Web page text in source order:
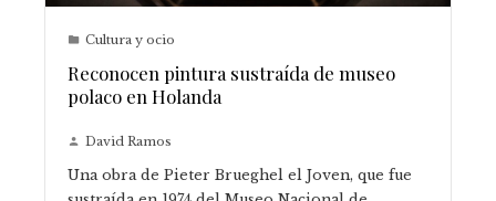
Cultura y ocio
Reconocen pintura sustraída de museo
polaco en Holanda
David Ramos
Una obra de Pieter Brueghel el Joven, que fue